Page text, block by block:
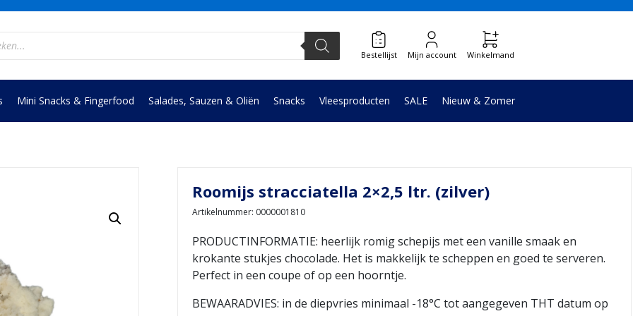
Bestellijst Mijn account Winkelmand
Mini Snacks & Fingerfood Salades, Sauzen & Oliën Snacks Vleesproducten SALE Nieuw & Zomer
Roomijs stracciatella 2×2,5 ltr. (zilver)
Artikelnummer: 0000001810
PRODUCTINFORMATIE: heerlijk romig schepijs met een vanille smaak en
krokante stukjes chocolade. Het is makkelijk te scheppen en goed te serveren.
Perfect in een coupe of op een hoorntje.
BEWAARADVIES: in de diepvries minimaal -18°C tot aangegeven THT datum op